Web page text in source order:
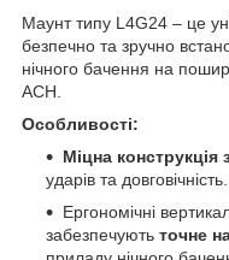
Маунт типу L4G24 – це
безпечно та зручно
нічного бачення на
ACH.
Особливості:
Міцна конструкція
ударів та довговічність.
Ергономічні
забезпечують точне